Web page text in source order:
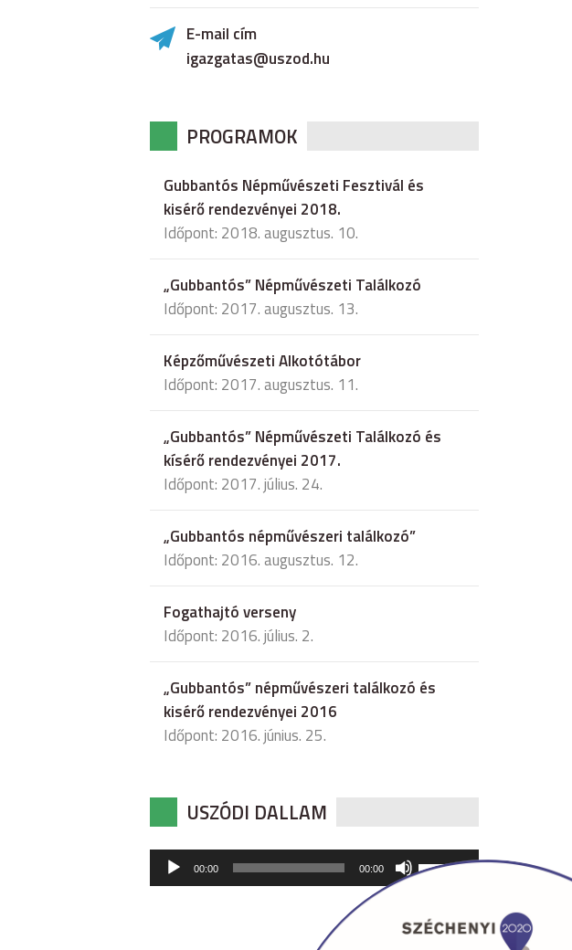
E-mail cím
igazgatas@uszod.hu
PROGRAMOK
Gubbantós Népművészeti Fesztivál és
kisérő rendezvényei 2018.
Időpont: 2018. augusztus. 10.
„Gubbantós” Népművészeti Találkozó
Időpont: 2017. augusztus. 13.
Képzőművészeti Alkotótábor
Időpont: 2017. augusztus. 11.
„Gubbantós” Népművészeti Találkozó és
kísérő rendezvényei 2017.
Időpont: 2017. július. 24.
„Gubbantós népművészeri találkozó”
Időpont: 2016. augusztus. 12.
Fogathajtó verseny
Időpont: 2016. július. 2.
„Gubbantós” népművészeri találkozó és
kisérő rendezvényei 2016
Időpont: 2016. június. 25.
USZÓDI DALLAM
Audió
lejátszó
00:00 00:00
hangerő
csökkentéséhez